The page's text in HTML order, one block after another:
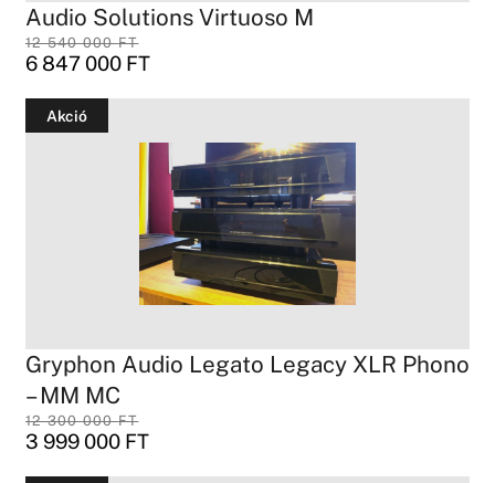
Audio Solutions Virtuoso M
12 540 000FT
6 847 000 FT
Akció
Gryphon Audio Legato Legacy XLR Phono
– MM MC
12 300 000FT
3 999 000 FT